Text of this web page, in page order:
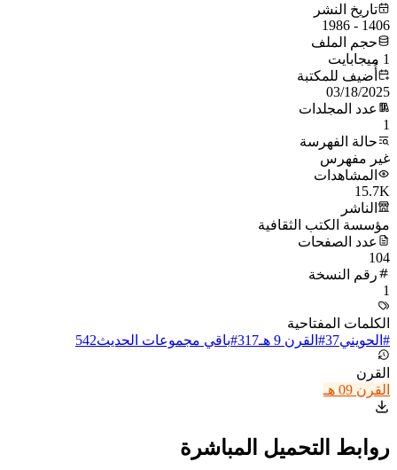
تاريخ النشر
1406 - 1986
حجم الملف
1 ميجابايت
أُضيف للمكتبة
03/18/2025
عدد المجلدات
1
حالة الفهرسة
غير مفهرس
المشاهدات
15.7K
الناشر
مؤسسة الكتب الثقافية
عدد الصفحات
104
رقم النسخة
1
الكلمات المفتاحية
# الحويني37
# القرن 9 هـ 317
#باقي مجموعات الحديث542
القرن
القرن 09 هـ
روابط التحميل المباشرة